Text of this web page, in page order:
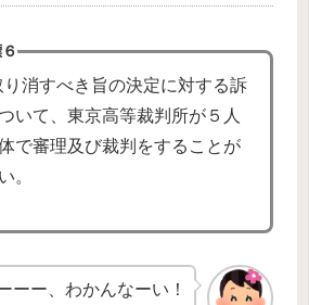
６
り消すべき旨の決定に対する訴
いて、東京高等裁判所が５人
で審理及び裁判をすることが
。
ーー、わかんなーい！